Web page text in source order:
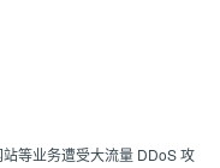
等业务遭受大流量 DDoS 攻